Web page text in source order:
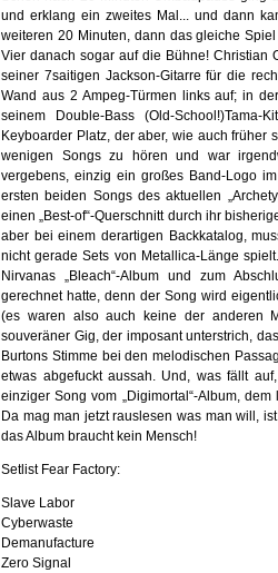
und erklang ein zweites Mal... und dann
weiteren 20 Minuten, dann das gleiche
Vier danach sogar auf die Bühne! Christian
seiner 7saitigen Jackson-Gitarre für die
Wand aus 2 Ampeg-Türmen links auf; in
seinem Double-Bass (Old-
Keyboarder Platz, der aber, wie auch
wenigen Songs zu hören und war
vergebens, einzig ein großes Band-Logo
ersten beiden Songs des aktuellen
einen „Best-of“-Querschnitt durch ihr
aber bei einem derartigen Backkatalog,
nicht gerade Sets von Metallica-Länge
Nirvanas „Bleach“-Album und zum
gerechnet hatte, denn der Song wird
(es waren also auch keine der anderen
souveräner Gig, der imposant unterstrich,
Burtons Stimme bei den melodischen
etwas abgefuckt aussah. Und, was fällt
einziger Song vom „Digimortal“-Album,
Da mag man jetzt rauslesen was man will,
das Album braucht kein Mensch!
Setlist Fear Factory:
Slave Labor
Cyberwaste
Demanufacture
Zero Signal